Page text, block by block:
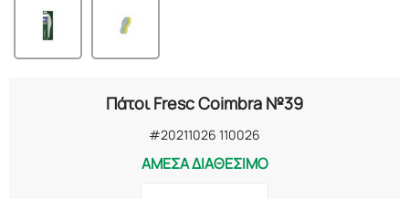
Πάτοι Fresc Coimbra №39
#20211026 110026
ΑΜΕΣΑ ΔΙΑΘΕΣΙΜΟ